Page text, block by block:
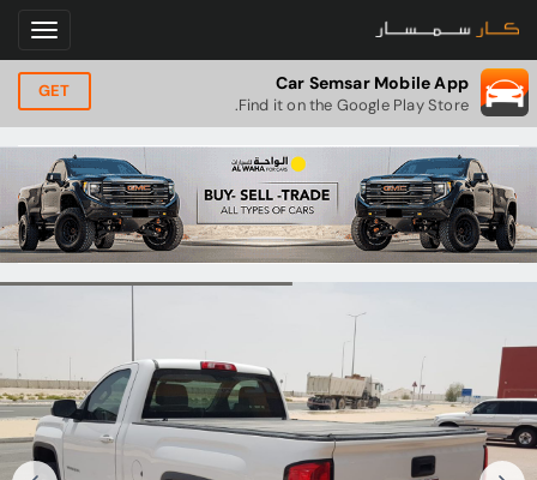
Car Semsar Mobile App
Find it on the Google Play Store.
GET